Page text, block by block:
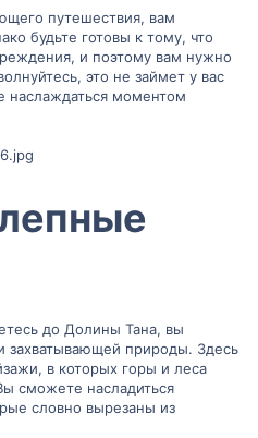
путешествия, вам
будьте готовы к тому, что
и поэтому вам нужно
это не займет у вас
моментом
до Долины Тана, вы
захватывающей природы. Здесь
в которых горы и леса
сможете насладиться
словно вырезаны из